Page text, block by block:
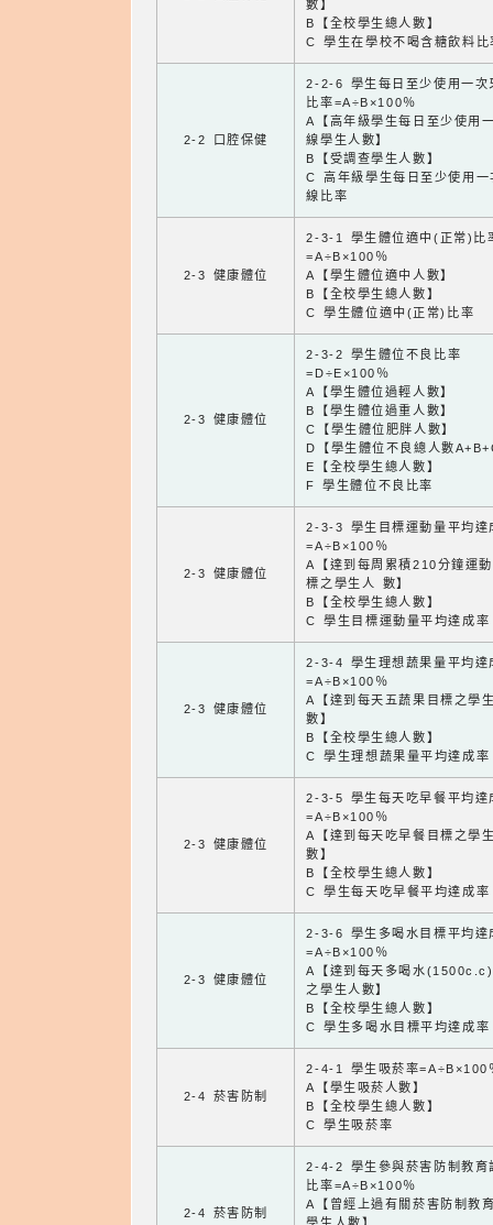
數】
B【全校學生總人數】
C 學生在學校不喝含糖飲料比
2-2 口腔保健
2-2-6 學生每日至少使用一次
比率=A÷B×100％
A【高年級學生每日至少使用
線學生人數】
B【受調查學生人數】
C 高年級學生每日至少使用一
線比率
2-3 健康體位
2-3-1 學生體位適中(正常)比
=A÷B×100％
A【學生體位適中人數】
B【全校學生總人數】
C 學生體位適中(正常)比率
2-3 健康體位
2-3-2 學生體位不良比率
=D÷E×100％
A【學生體位過輕人數】
B【學生體位過重人數】
C【學生體位肥胖人數】
D【學生體位不良總人數
E【全校學生總人數】
F 學生體位不良比率
2-3 健康體位
2-3-3 學生目標運動量平均達
=A÷B×100％
A【達到每周累積210分鐘運
標之學生人 數】
B【全校學生總人數】
C 學生目標運動量平均達成率
2-3 健康體位
2-3-4 學生理想蔬果量平均達
=A÷B×100％
A【達到每天五蔬果目標之學
數】
B【全校學生總人數】
C 學生理想蔬果量平均達成率
2-3 健康體位
2-3-5 學生每天吃早餐平均達
=A÷B×100％
A【達到每天吃早餐目標之學
數】
B【全校學生總人數】
C 學生每天吃早餐平均達成率
2-3 健康體位
2-3-6 學生多喝水目標平均達
=A÷B×100％
A【達到每天多喝水
之學生人數】
B【全校學生總人數】
C 學生多喝水目標平均達成率
2-4 菸害防制
2-4-1 學生吸菸率=A÷B×100
A【學生吸菸人數】
B【全校學生總人數】
C 學生吸菸率
2-4 菸害防制
2-4-2 學生參與菸害防制教育
比率=A÷B×100％
A【曾經上過有關菸害防制教